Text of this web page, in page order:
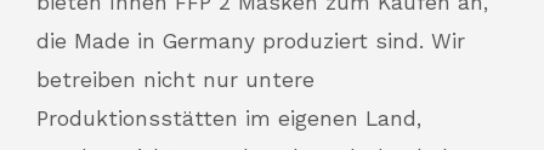
die Made in Germany produziert sind. Wir
betreiben nicht nur untere
Produktionsstätten im eigenen Land,